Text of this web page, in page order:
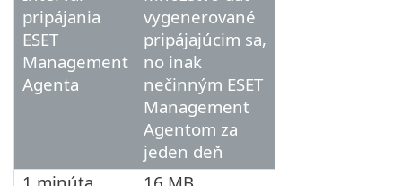
pripájania
ESET
Management
Agenta
vygenerované
pripájajúcim sa,
no inak
nečinným ESET
Management
Agentom za
jeden deň